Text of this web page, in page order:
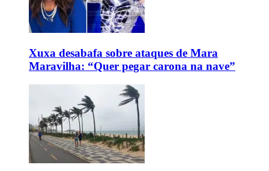
Xuxa desabafa sobre ataques de Mara
Maravilha: “Quer pegar carona na nave”